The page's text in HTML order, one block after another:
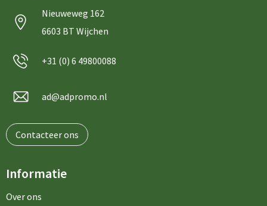
Nieuweweg 162
6603 BT Wijchen
+31 (0) 6 49800088
ad@adpromo.nl
Contacteer ons
Informatie
Over ons